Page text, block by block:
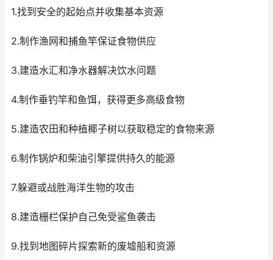
1.找到安全的起始点并收集基本资源
2.制作渔网和捕鱼竿保证食物供应
3.建造水汇和净水器解决饮水问题
4.制作垂钓竿和鱼饵，获得更多高级食物
5.建造农田和种植椰子树以获取稳定的食物来源
6.制作锅炉和柴油引擎提供持久的能源
7.躲避或战胜海洋生物的攻击
8.建造栅栏保护自己免受鲨鱼袭击
9.找到地图碎片探索新的废墟船和资源